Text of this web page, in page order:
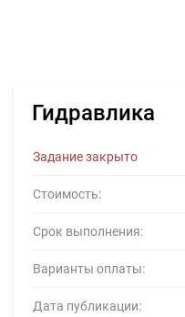
Гидравлика
Задание закрыто
Стоимость:
Срок выполнения:
Варианты оплаты:
Дата публикации: